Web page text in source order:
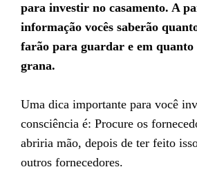
para investir no casamento. A
informação vocês saberão
farão para guardar e em quanto
grana.
Uma dica importante para você
consciência é: Procure os
abriria mão, depois de ter feito
outros fornecedores.